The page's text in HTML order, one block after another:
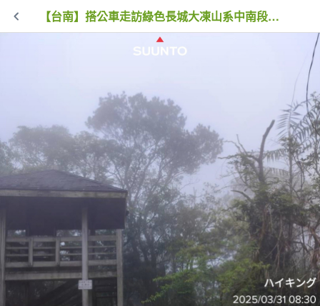
【台南】搭公車走訪綠色長城大凍山系中南段(大凍山-烏子嶺)